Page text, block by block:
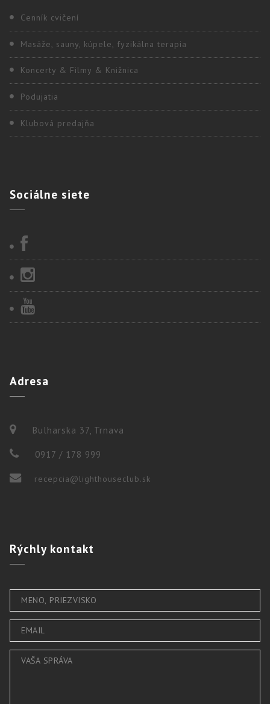
Cenník cvičení
Masáže, sauny, kúpele, fyzikálna terapia
Koncerty & Filmy & Knižnica
Podujatia
Klubová predajňa
Sociálne siete
Adresa
Bulharska 37, Trnava
0917 / 178 999
recepcia@lighthouseclub.sk
Rýchlykontakt